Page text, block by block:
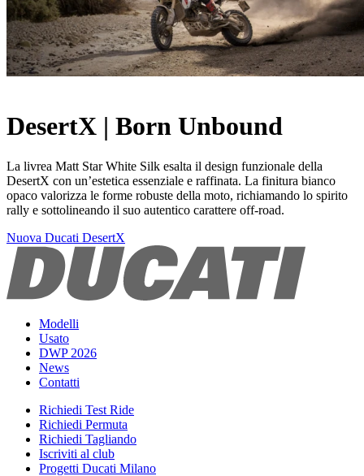
DesertX | Born Unbound
La livrea Matt Star White Silk esalta il design funzionale della
DesertX con un’estetica essenziale e raffinata. La finitura bianco
opaco valorizza le forme robuste della moto, richiamando lo spirito
rally e sottolineando il suo autentico carattere off‑road.
Nuova Ducati DesertX
Modelli
Usato
DWP 2026
News
Contatti
Richiedi Test Ride
Richiedi Permuta
Richiedi Tagliando
Iscriviti al club
Progetti Ducati Milano